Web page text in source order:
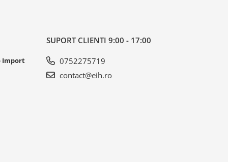
Import
SUPORT CLIENTI 9:00 - 17:00
0752275719
contact@eih.ro